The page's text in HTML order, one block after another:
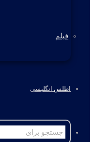
فیلم
اطلس انگلیسی